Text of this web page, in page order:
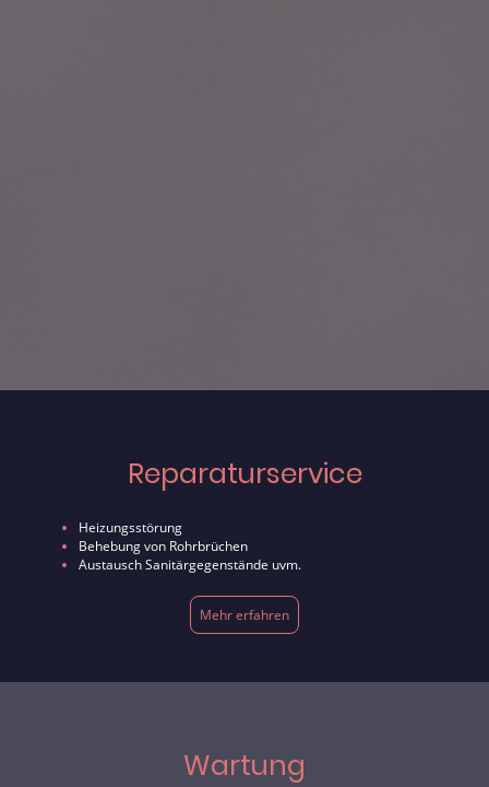
Reparaturservice
Heizungsstörung
Behebung von Rohrbrüchen
Austausch Sanitärgegenstände uvm.
Mehr erfahren
Wartung